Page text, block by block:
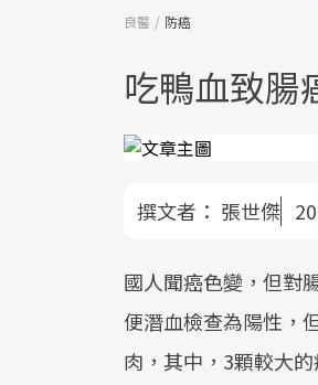
良醫 防癌
吃鴨血致腸
撰文者： 張世傑
國人聞癌色變，但對
便潛血檢查為陽性，
肉，其中，3顆較大